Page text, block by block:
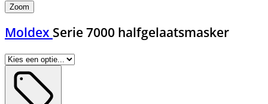
Zoom
Moldex Serie 7000 halfgelaatsmasker